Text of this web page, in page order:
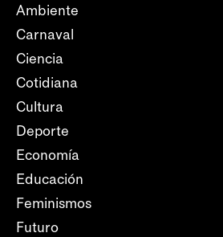
Ambiente
Carnaval
Ciencia
Cotidiana
Cultura
Deporte
Economía
Educación
Feminismos
Futuro